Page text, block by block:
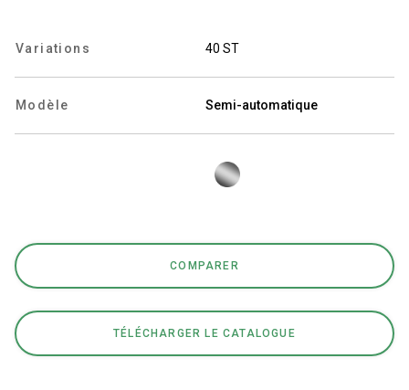
Variations 40 ST
Modèle Semi-automatique
COMPARER
TÉLÉCHARGER LE CATALOGUE
Nous contacter